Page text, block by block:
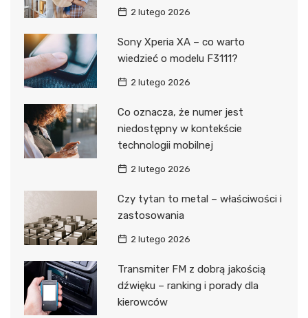
2 lutego 2026
Sony Xperia XA – co warto
wiedzieć o modelu F3111?
2 lutego 2026
Co oznacza, że numer jest
niedostępny w kontekście
technologii mobilnej
2 lutego 2026
Czy tytan to metal – właściwości i
zastosowania
2 lutego 2026
Transmiter FM z dobrą jakością
dźwięku – ranking i porady dla
kierowców